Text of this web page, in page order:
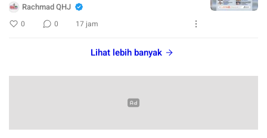
Rachmad QHJ
0 0 17 jam
Lihat lebih banyak